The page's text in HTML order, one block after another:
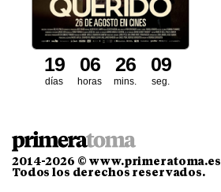
días
19
horas
06
mins.
26
seg.
07
8
2014-2026 © www.primeratoma.es
Todos los derechos reservados.